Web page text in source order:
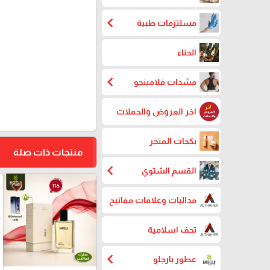
مسلتزمات طبية chevron_left
الحناء
مشدات فلامينجو chevron_left
اخر العروض والحملات
بكجات المتجر
القسم الشتوي chevron_left
مداليات وعلاقات مفاتيح
تحف اسلامية
عطور بارجلو chevron_left
منتجات ذات صلة
favorite_border